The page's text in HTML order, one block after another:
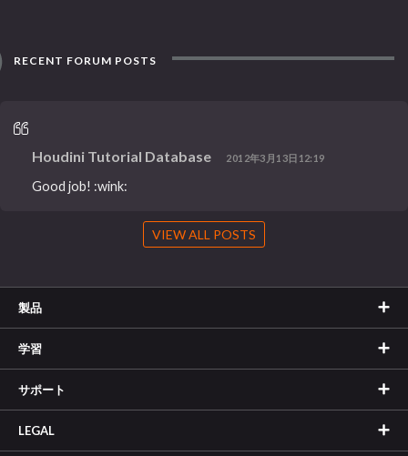
RECENT FORUM POSTS
Houdini Tutorial Database 2012年3月13日12:19
Good job! :wink:
VIEW ALL POSTS
製品
学習
サポート
LEGAL